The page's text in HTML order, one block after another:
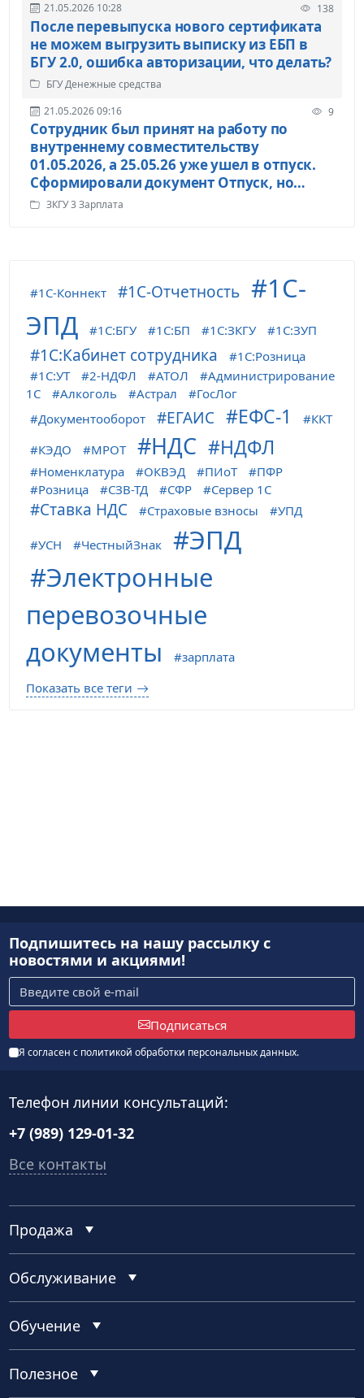
проводках так не отразился счет 205.71 в
корреспонденции со счетом 401.10,
почему, что-то недонастроено у нас?
21.05.2026 10:28
138
После перевыпуска нового сертификата
не можем выгрузить выписку из ЕБП в
БГУ 2.0, ошибка авторизации, что делать?
БГУ Денежные средства
21.05.2026 09:16
9
Сотрудник был принят на работу по
внутреннему совместительству
01.05.2026, а 25.05.26 уже ушел в отпуск.
Сформировали документ Отпуск, но
суммы к начислению нет. Должно ли
ЗКГУ 3 Зарплата
1С-Коннект 1С-Отчетность
1С-
ЭПД
1С:БГУ 1С:БП 1С:ЗКГУ 1С:ЗУП
1С:Кабинет сотрудника
1С:Розница
1С:УТ
2-НДФЛ АТОЛ
Администрирование
1С
Алкоголь Астрал
ГосЛог
Документооборот
ЕГАИС ЕФС-1
ККТ
КЭДО
МРОТ НДС НДФЛ
Номенклатура ОКВЭД ПИоТ
ПФР
Розница
СЗВ-ТД СФР Сервер 1С
Ставка НДС Страховые взносы УПД
УСН ЧестныйЗнак
ЭПД
Электронные
перевозочные
документы
зарплата
Показать все теги
Подпишитесь на нашу рассылкус
новостями и акциями!
Подписаться
Я согласен с политикой обработки персональных данных.
Телефон линии консультаций:
+7 (989) 129-01-32
Все контакты
Продажа
Обслуживание
Обучение
Полезное